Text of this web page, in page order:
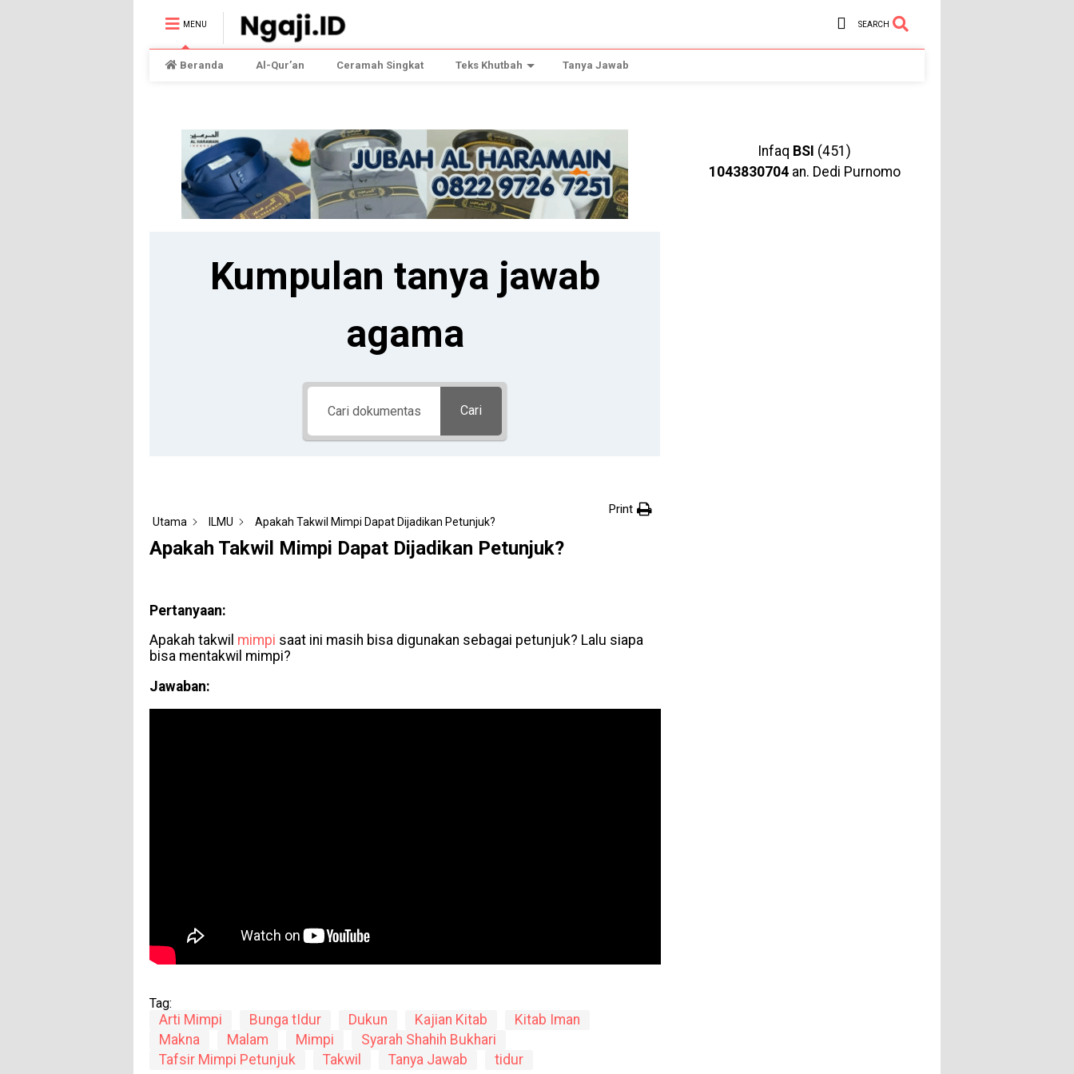
MENU SEARCH
Beranda Al-Qur’an Ceramah Singkat Teks Khutbah Tanya Jawab
Kumpulan tanya jawab
agama
Cari
Utama ILMU Apakah Takwil Mimpi Dapat Dijadikan Petunjuk?
Print
Apakah Takwil Mimpi Dapat Dijadikan Petunjuk?
Pertanyaan:
Apakah takwil mimpi saat ini masih bisa digunakan sebagai petunjuk? Lalu siapa
bisa mentakwil mimpi?
Jawaban:
Tag:
Arti Mimpi Bunga tIdur Dukun Kajian Kitab
Kitab Iman
Makna
Malam Mimpi
Syarah Shahih Bukhari
Tafsir Mimpi Petunjuk
Takwil Tanya Jawab tidur
Infaq BSI (451)
1043830704an. Dedi Purnomo